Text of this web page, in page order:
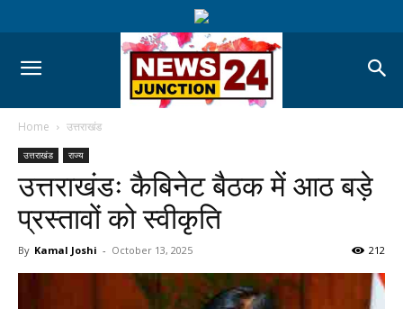
Home उत्तराखंड
उत्तराखंड राज्य
उत्तराखंडः कैबिनेट बैठक में आठ बड़े
प्रस्तावों को स्वीकृति
By Kamal Joshi - October 13, 2025 212